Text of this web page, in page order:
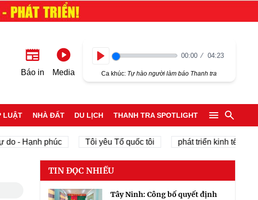
Báo in Media
00:00 04:23
Ca khúc: Tự hào người làm báo Thanh tra
LUẬT NHÀ ĐẤT DU LỊCH THANH TRA SPOTLIGHT
phúc Tôi yêu Tổ quốc tôi phát triển kinh tế tư nhân
TIN ĐỌC NHIỀU
Tây Ninh: Công bố quyết định